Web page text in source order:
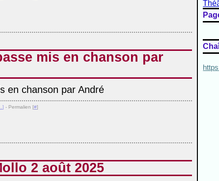
mis en chanson par
] - Permalien [#]
2 août 2025